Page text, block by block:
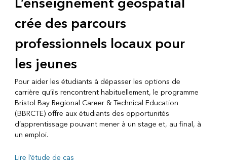
crée des parcours
professionnels locaux pour
les jeunes
Pour aider les étudiants à dépasser les options de
carrière qu’ils rencontrent habituellement, le programme
Bristol Bay Regional Career & Technical Education
(BBRCTE) offre aux étudiants des opportunités
d’apprentissage pouvant mener à un stage et, au final, à
un emploi.
Lire l’étude de cas